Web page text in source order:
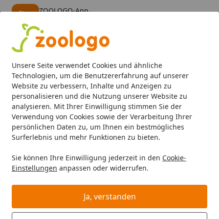
Unsere Seite verwendet Cookies und ähnliche
Technologien, um die Benutzererfahrung auf unserer
Website zu verbessern, Inhalte und Anzeigen zu
personalisieren und die Nutzung unserer Website zu
analysieren. Mit Ihrer Einwilligung stimmen Sie der
Verwendung von Cookies sowie der Verarbeitung Ihrer
persönlichen Daten zu, um Ihnen ein bestmögliches
Surferlebnis und mehr Funktionen zu bieten.
Sie können Ihre Einwilligung jederzeit in den Cookie-
Einstellungen anpassen oder widerrufen.
Ja, verstanden
ZOOLOGO-App
Alle Produkte
Mein Konto
Suchen
Startseite
Katze Katzenfutter Nassfutter Almo Nature HFC
Almo Nature HFC Kitten mit Huhn
55g Katzennassfutter Huhn
BALD VERGRIFFEN